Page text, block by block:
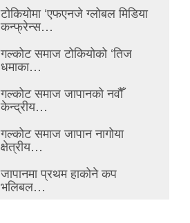
टोकियोमा ‘एफएनजे ग्लोबल मिडिया
कन्फ्रेन्स…
गल्कोट समाज टोकियोको ‘तिज
धमाका…
गल्कोट समाज जापानको नवौँ
केन्द्रीय…
गल्कोट समाज जापान नागोया
क्षेत्रीय…
जापानमा प्रथम हाकोने कप
भलिबल…